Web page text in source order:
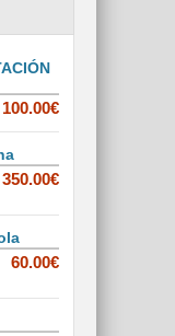
100.00€
350.00€
60.00€